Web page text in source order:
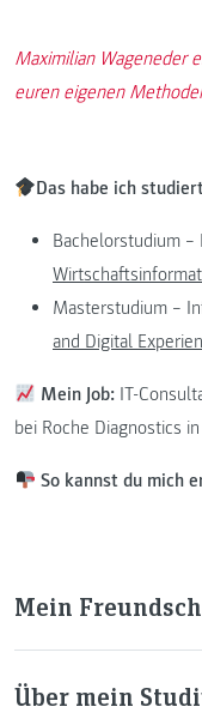
Maximilian Wageneder
euren eigenen
Das habe ich
Bachelorstudium
Masterstudium –
and Digital
Mein Job: IT-
bei Roche Diagnostics
So kannst du mich
Mein
Über mein